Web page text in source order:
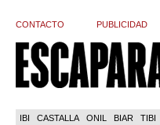
CONTACTO PUBLICIDAD
IBI CASTALLA ONIL BIAR TIBI